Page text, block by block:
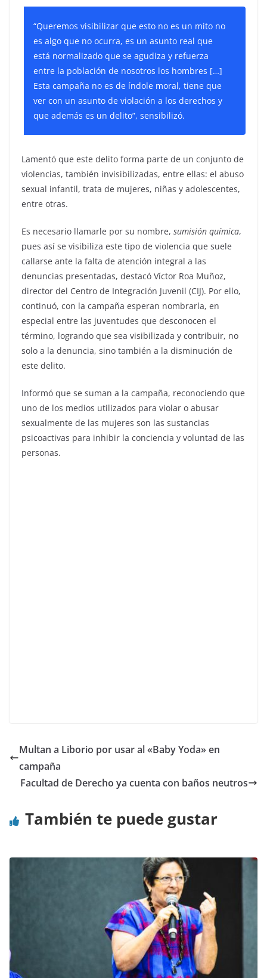
“Queremos visibilizar que esto no es un mito no
es algo que no ocurra, es un asunto real que
está normalizado que se agudiza y refuerza
entre la población de nosotros los hombres […]
Esta campaña no es de índole moral, tiene que
ver con un asunto de violación a los derechos y
que además es un delito”, sensibilizó.
Lamentó que este delito forma parte de un conjunto de
violencias, también invisibilizadas, entre ellas: el abuso
sexual infantil, trata de mujeres, niñas y adolescentes,
entre otras.
Es necesario llamarle por su nombre, sumisión química,
pues así se visibiliza este tipo de violencia que suele
callarse ante la falta de atención integral a las
denuncias presentadas, destacó Víctor Roa Muñoz,
director del Centro de Integración Juvenil (CIJ). Por ello,
continuó, con la campaña esperan nombrarla, en
especial entre las juventudes que desconocen el
término, logrando que sea visibilizada y contribuir, no
solo a la denuncia, sino también a la disminución de
este delito.
Informó que se suman a la campaña, reconociendo que
uno de los medios utilizados para violar o abusar
sexualmente de las mujeres son las sustancias
psicoactivas para inhibir la conciencia y voluntad de las
personas.
Multan a Liborio por usar al «Baby Yoda» en
campaña
Facultad de Derecho ya cuenta con baños neutros
También te puede gustar